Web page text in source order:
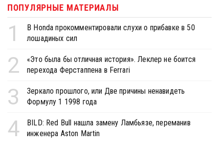
ПОПУЛЯРНЫЕ МАТЕРИАЛЫ
1
В Honda прокомментировали слухи о прибавке в 50
лошадиных сил
2
«Это была бы отличная история». Леклер не боится
перехода Ферстаппена в Ferrari
3
Зеркало прошлого, или Две причины ненавидеть
Формулу 1 1998 года
4
BILD: Red Bull нашла замену Ламбьязе, переманив
инженера Aston Martin